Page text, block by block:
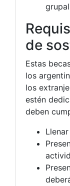
de
Estas
los
los
estén
deben